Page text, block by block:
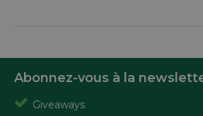
Abonnez-vous à la
Giveaways